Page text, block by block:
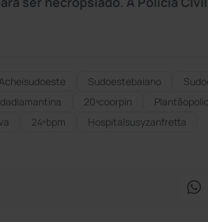
Acheisudoeste Sudoestebaiano
20ªcoorpin
24ºbpm Hospitalsusyzanfretta